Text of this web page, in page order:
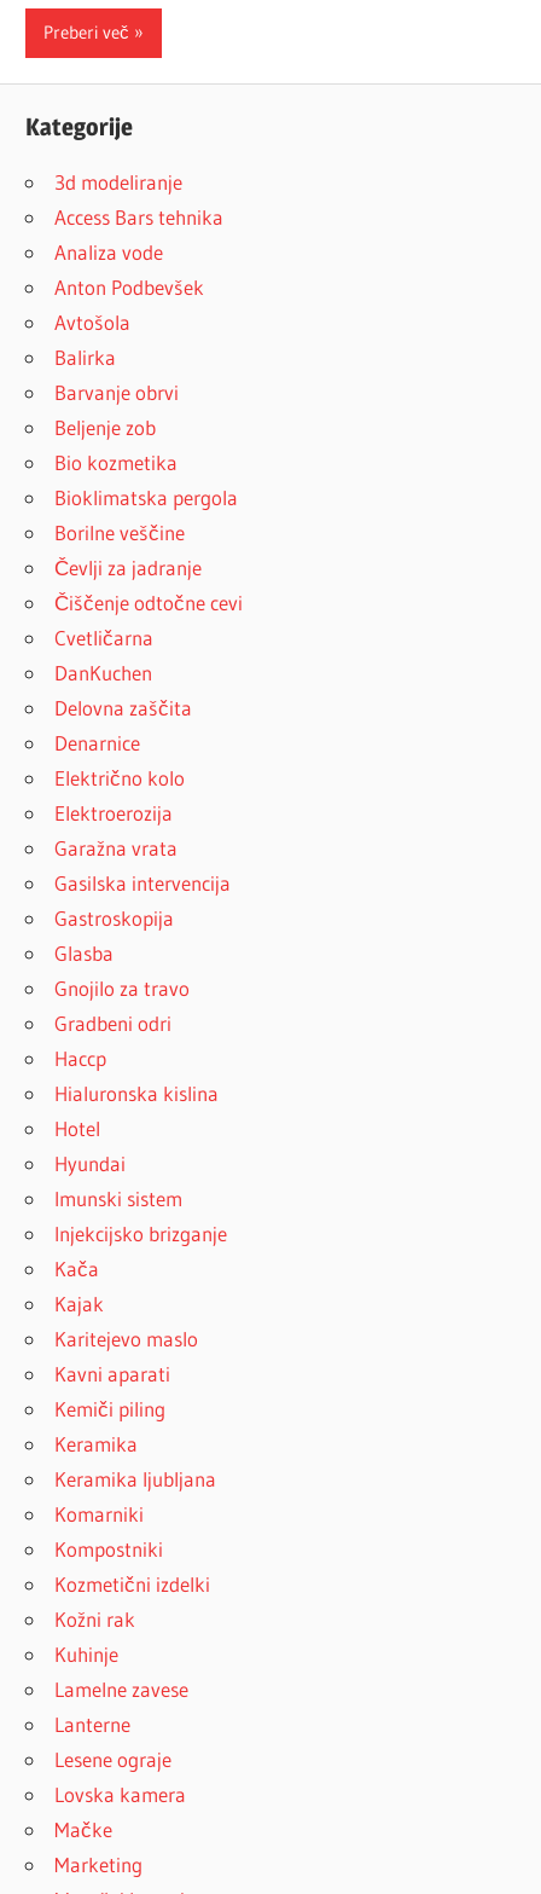
Preberi več
Kategorije
3d modeliranje
Access Bars tehnika
Analiza vode
Anton Podbevšek
Avtošola
Balirka
Barvanje obrvi
Beljenje zob
Bio kozmetika
Bioklimatska pergola
Borilne veščine
Čevlji za jadranje
Čiščenje odtočne cevi
Cvetličarna
DanKuchen
Delovna zaščita
Denarnice
Električno kolo
Elektroerozija
Garažna vrata
Gasilska intervencija
Gastroskopija
Glasba
Gnojilo za travo
Gradbeni odri
Haccp
Hialuronska kislina
Hotel
Hyundai
Imunski sistem
Injekcijsko brizganje
Kača
Kajak
Karitejevo maslo
Kavni aparati
Kemiči piling
Keramika
Keramika ljubljana
Komarniki
Kompostniki
Kozmetični izdelki
Kožni rak
Kuhinje
Lamelne zavese
Lanterne
Lesene ograje
Lovska kamera
Mačke
Marketing